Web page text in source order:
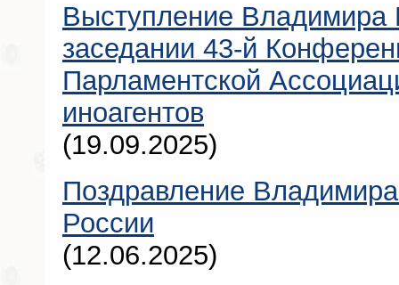
Выступление Владимира
заседании 43-й
Парламентской
иноагентов
(19.09.2025)
Поздравление
России
(12.06.2025)